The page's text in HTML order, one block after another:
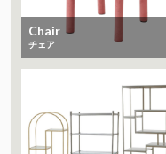
Chair
チェア